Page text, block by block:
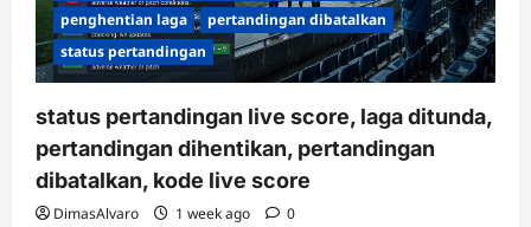
penghentian laga
pertandingan dibatalkan
status pertandingan
status pertandingan live score, laga ditunda,
pertandingan dihentikan, pertandingan
dibatalkan, kode live score
DimasAlvaro 1 week ago 0